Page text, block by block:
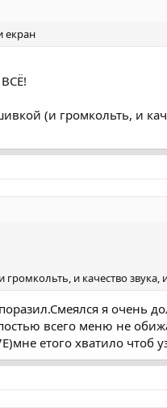
екран
(и громкольть, и
и качество звука,
я очень
всего меню не
етого хватило чтоб